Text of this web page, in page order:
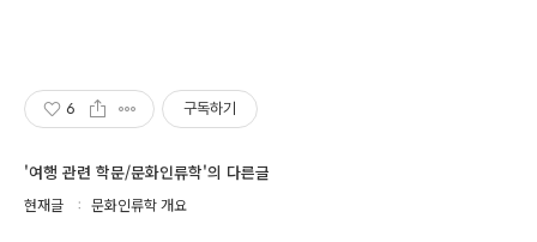
6 구독하기
'여행 관련 학문/문화인류학'의 다른글
현재글 문화인류학 개요